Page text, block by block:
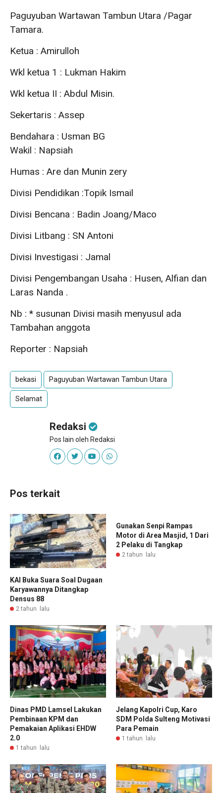
Paguyuban Wartawan Tambun Utara /Pagar
Tamara.
Ketua : Amirulloh
Wkl ketua 1 : Lukman Hakim
Wkl ketua II : Abdul Misin.
Sekertaris : Assep
Bendahara : Usman BG
Wakil : Napsiah
Humas : Are dan Munin zery
Divisi Pendidikan :Topik Ismail
Divisi Bencana : Badin Joang/Maco
Divisi Litbang : SN Antoni
Divisi Investigasi : Jamal
Divisi Pengembangan Usaha : Husen, Alfian dan
Laras Nanda .
Nb : * susunan Divisi masih menyusul ada
Tambahan anggota
Reporter : Napsiah
bekasi Paguyuban Wartawan Tambun Utara
Selamat
Redaksi
Pos lain oleh Redaksi
Pos terkait
KAI Buka Suara Soal Dugaan
Karyawannya Ditangkap
Densus 88
2 tahun lalu
Gunakan Senpi Rampas
Motor di Area Masjid, 1 Dari
2 Pelaku di Tangkap
2 tahun lalu
Dinas PMD Lamsel Lakukan
Pembinaan KPM dan
Pemakaian Aplikasi EHDW
2.0
1 tahun lalu
Jelang Kapolri Cup, Karo
SDM Polda Sulteng Motivasi
Para Pemain
1 tahun lalu